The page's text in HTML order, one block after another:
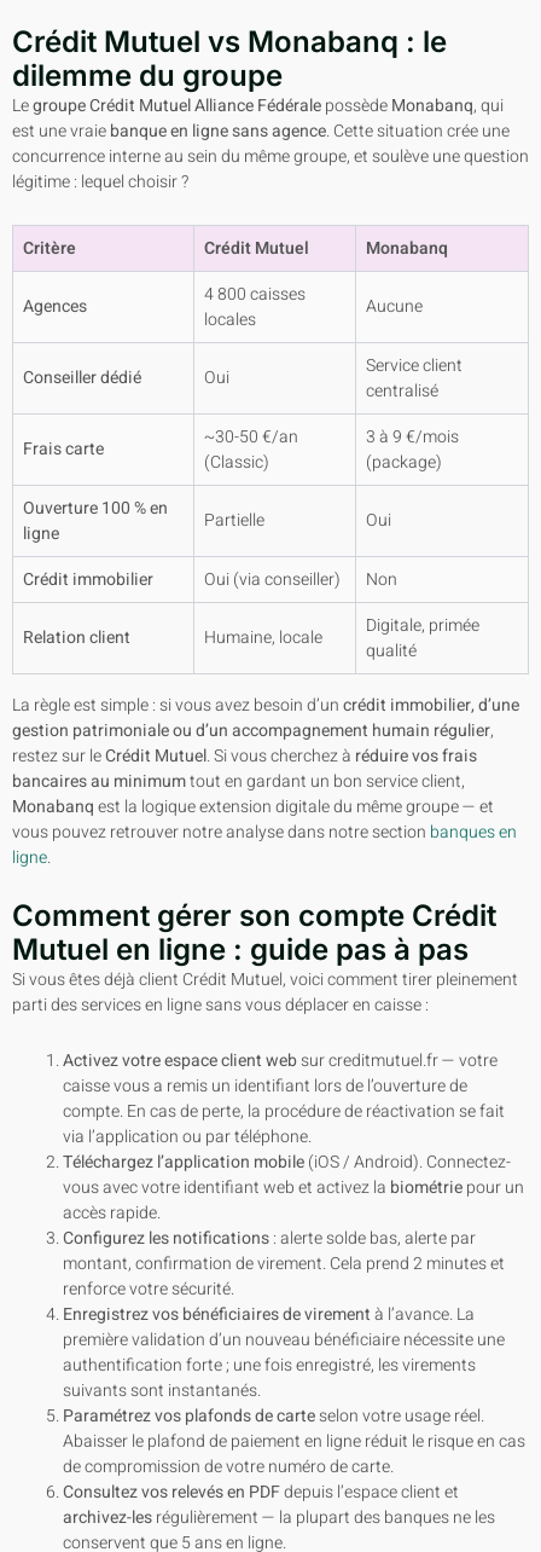
Crédit Mutuel vs Monabanq : le
dilemme du groupe
Legroupe Crédit Mutuel Alliance FédéralepossèdeMonabanq, qui
est une vraiebanque en ligne sans agence. Cette situation crée une
concurrence interne au sein du même groupe, et soulève une question
légitime : lequel choisir ?
Critère Crédit Mutuel Monabanq
Agences
4 800 caisses
locales
Aucune
Conseiller dédié Oui
Service client
centralisé
Frais carte
~30-50 €/an
(Classic)
3 à 9 €/mois
(package)
Ouverture 100 % en
ligne
Partielle Oui
Crédit immobilier Oui (via conseiller) Non
Relation client Humaine, locale
Digitale, primée
qualité
La règle est simple : si vous avez besoin d’uncrédit immobilier, d’une
gestion patrimoniale ou d’un accompagnement humain régulier,
restez sur leCrédit Mutuel. Si vous cherchez à réduire vos frais
bancaires au minimumtout en gardant un bon service client,
Monabanqest la logique extension digitale du même groupe — et
vous pouvez retrouver notre analyse dans notre section banques en
ligne.
Comment gérer son compte Crédit
Mutuel en ligne : guide pas à pas
Si vous êtes déjà client Crédit Mutuel, voici comment tirer pleinement
parti des services en ligne sans vous déplacer en caisse :
Activez votre espace client websur creditmutuel.fr — votre
caisse vous a remis un identifiant lors de l’ouverture de
compte. En cas de perte, la procédure de réactivation se fait
via l’application ou par téléphone.
Téléchargez l’application mobile(iOS / Android). Connectez-
vous avec votre identifiant web et activez la biométriepour un
accès rapide.
Configurez les notifications: alerte solde bas, alerte par
montant, confirmation de virement. Cela prend 2 minutes et
renforce votre sécurité.
Enregistrez vos bénéficiaires de virementà l’avance. La
première validation d’un nouveau bénéficiaire nécessite une
authentification forte ; une fois enregistré, les virements
suivants sont instantanés.
Paramétrez vos plafonds de carteselon votre usage réel.
Abaisser le plafond de paiement en ligne réduit le risque en cas
de compromission de votre numéro de carte.
Consultez vos relevés en PDFdepuis l’espace client et
archivez-lesrégulièrement — la plupart des banques ne les
conservent que 5 ans en ligne.